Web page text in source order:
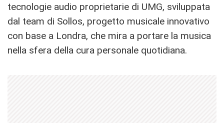
tecnologie audio proprietarie di UMG, sviluppata
dal team di Sollos, progetto musicale innovativo
con base a Londra, che mira a portare la musica
nella sfera della cura personale quotidiana.